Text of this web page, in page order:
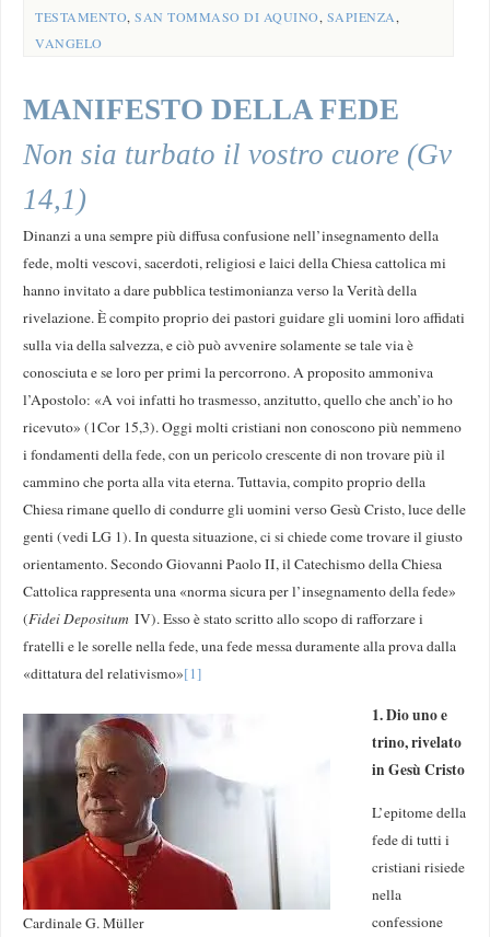
TESTAMENTO,SAN TOMMASO DI AQUINO, SAPIENZA,
VANGELO
MANIFESTO DELLA FEDE
Non sia turbato il vostro cuore (Gv
14,1)
Dinanzi a una sempre più diffusa confusione nell’insegnamento della
fede, molti vescovi, sacerdoti, religiosi e laici della Chiesa cattolica mi
hanno invitato a dare pubblica testimonianza verso la Verità della
rivelazione. È compito proprio dei pastori guidare gli uomini loro affidati
sulla via della salvezza, e ciò può avvenire solamente se tale via è
conosciuta e se loro per primi la percorrono. A proposito ammoniva
l’Apostolo: «A voi infatti ho trasmesso, anzitutto, quello che anch’io ho
ricevuto» (1Cor 15,3). Oggi molti cristiani non conoscono più nemmeno
i fondamenti della fede, con un pericolo crescente di non trovare più il
cammino che porta alla vita eterna. Tuttavia, compito proprio della
Chiesa rimane quello di condurre gli uomini verso Gesù Cristo, luce delle
genti (vedi LG 1). In questa situazione, ci si chiede come trovare il giusto
orientamento. Secondo Giovanni Paolo II, il Catechismo della Chiesa
Cattolica rappresenta una «norma sicura per l’insegnamento della fede»
(Fidei Depositum IV). Esso è stato scritto allo scopo di rafforzare i
fratelli e le sorelle nella fede, una fede messa duramente alla prova dalla
«dittatura del relativismo»[1]
Cardinale G. Müller
1. Dio uno e
trino, rivelato
in Gesù Cristo
L’epitome della
fede di tutti i
cristiani risiede
nella
confessione